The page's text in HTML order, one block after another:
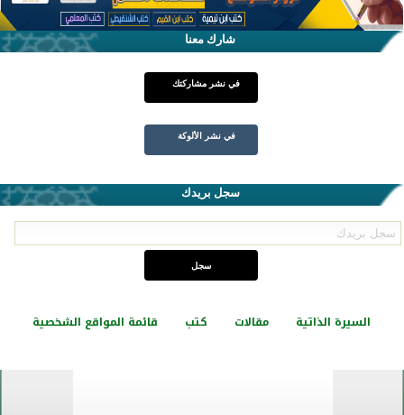
شارك معنا
في نشر مشاركتك
في نشر الألوكة
سجل بريدك
السيرة الذاتية مقالات كتب قائمة المواقع الشخصية